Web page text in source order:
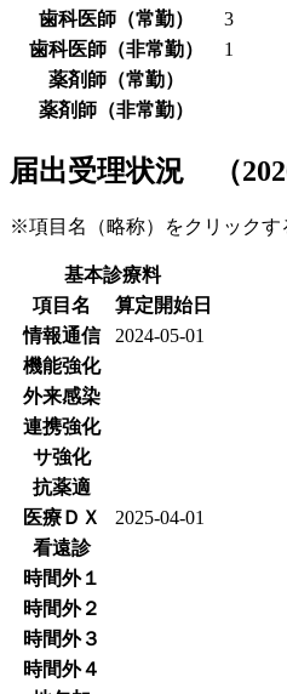
歯科医師（常勤）
3
歯科医師（非常勤）
1
薬剤師（常勤）
薬剤師（非常勤）
届出受理状況 （
※項目名（略称）をクリック
基本診療料
項目名
算定開始日
情報通信
2024-05-01
機能強化
外来感染
連携強化
サ強化
抗薬適
医療ＤＸ
2025-04-01
看遠診
時間外１
時間外２
時間外３
時間外４